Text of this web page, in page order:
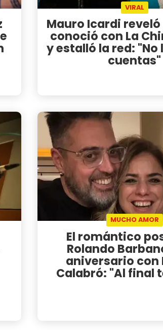
VIRAL
Mauro Icardi reveló
conoció con La
y estalló la red: "No
cuentas"
MUCHO AMOR
El romántico
Rolando
aniversario con
Calabró: "Al final